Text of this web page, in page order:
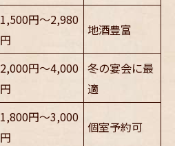
1,500円〜2,980
円
地酒豊富
2,000円〜4,000
円
冬の宴会に最
適
1,800円〜3,000
円
個室予約可